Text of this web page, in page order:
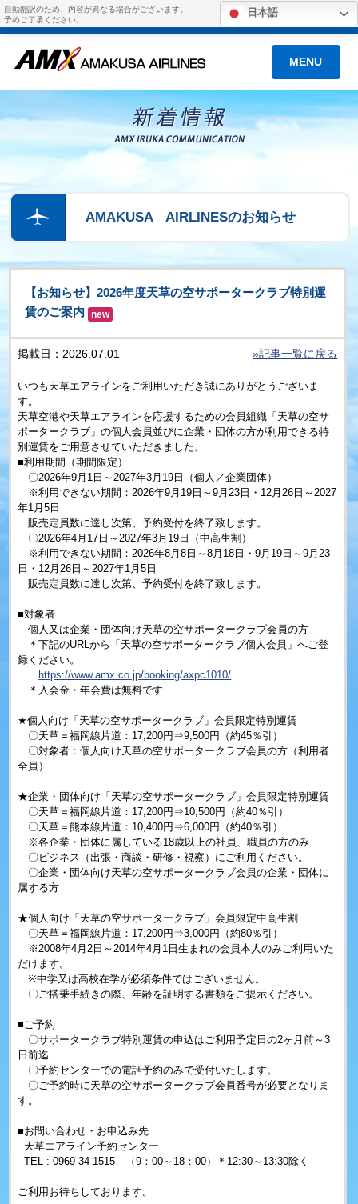
自動翻訳のため、内容が異なる場合がございます。
予めご了承ください。
日本語
MENU
AMAKUSA AIRLINESのお知らせ
【お知らせ】2026年度天草の空サポータークラブ特別運
賃のご案内 new
掲載日：2026.07.01 »記事一覧に戻る
いつも天草エアラインをご利用いただき誠にありがとうございま
す。
天草空港や天草エアラインを応援するための会員組織「天草の空サ
ポータークラブ」の個人会員並びに企業・団体の方が利用できる特
別運賃をご用意させていただきました。
■利用期間（期間限定）
〇2026年9月1日～2027年3月19日（個人／企業団体）
※利用できない期間：2026年9月19日～9月23日・12月26日～2027
年1月5日
販売定員数に達し次第、予約受付を終了致します。
〇2026年4月17日～2027年3月19日（中高生割）
※利用できない期間：2026年8月8日～8月18日・9月19日～9月23
日・12月26日～2027年1月5日
販売定員数に達し次第、予約受付を終了致します。
■対象者
個人又は企業・団体向け天草の空サポータークラブ会員の方
＊下記のURLから「天草の空サポータークラブ個人会員」へご登
録ください。
https://www.amx.co.jp/booking/axpc1010/
＊入会金・年会費は無料です
★個人向け「天草の空サポータークラブ」会員限定特別運賃
〇天草＝福岡線片道：17,200円⇒9,500円（約45％引）
〇対象者：個人向け天草の空サポータークラブ会員の方（利用者
全員）
★企業・団体向け「天草の空サポータークラブ」会員限定特別運賃
〇天草＝福岡線片道：17,200円⇒10,500円（約40％引）
〇天草＝熊本線片道：10,400円⇒6,000円（約40％引）
※各企業・団体に属している18歳以上の社員、職員の方のみ
〇ビジネス（出張・商談・研修・視察）にご利用ください。
〇企業・団体向け天草の空サポータークラブ会員の企業・団体に
属する方
★個人向け「天草の空サポータークラブ」会員限定中高生割
〇天草＝福岡線片道：17,200円⇒3,000円（約80％引）
※2008年4月2日～2014年4月1日生まれの会員本人のみご利用いた
だけます。
※中学又は高校在学が必須条件ではございません。
〇ご搭乗手続きの際、年齢を証明する書類をご提示ください。
■ご予約
〇サポータークラブ特別運賃の申込はご利用予定日の2ヶ月前～3
日前迄
〇予約センターでの電話予約のみで受付いたします。
〇ご予約時に天草の空サポータークラブ会員番号が必要となりま
す。
■お問い合わせ・お申込み先
天草エアライン予約センター
TEL : 0969-34-1515 （9：00～18：00）＊12:30～13:30除く
ご利用お待ちしております。